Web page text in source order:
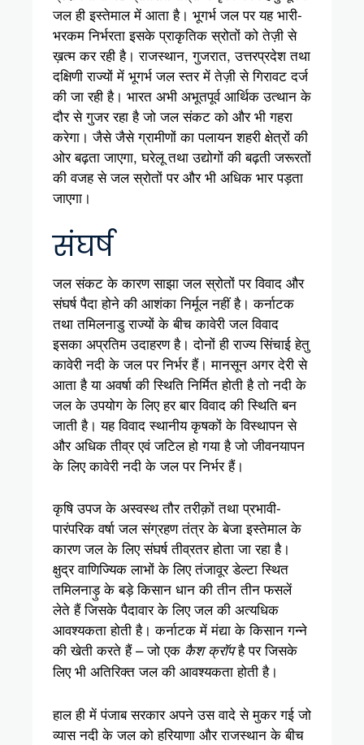
जल ही इस्तेमाल में आता है। भूगर्भ जल पर यह भारी-
भरकम निर्भरता इसके प्राकृतिक स्रोतों को तेज़ी से
ख़त्म कर रही है। राजस्थान, गुजरात, उत्तरप्रदेश तथा
दक्षिणी राज्यों में भूगर्भ जल स्तर में तेज़ी से गिरावट दर्ज
की जा रही है। भारत अभी अभूतपूर्व आर्थिक उत्थान के
दौर से गुजर रहा है जो जल संकट को और भी गहरा
करेगा। जैसे जैसे ग्रामीणों का पलायन शहरी क्षेत्रों की
ओर बढ़ता जाएगा, घरेलू तथा उद्योगों की बढ़ती जरूरतों
की वजह से जल स्रोतों पर और भी अधिक भार पड़ता
जाएगा।
संघर्ष
जल संकट के कारण साझा जल स्रोतों पर विवाद और
संघर्ष पैदा होने की आशंका निर्मूल नहीं है। कर्नाटक
तथा तमिलनाडु राज्यों के बीच कावेरी जल विवाद
इसका अप्रतिम उदाहरण है। दोनों ही राज्य सिंचाई हेतु
कावेरी नदी के जल पर निर्भर हैं। मानसून अगर देरी से
आता है या अवर्षा की स्थिति निर्मित होती है तो नदी के
जल के उपयोग के लिए हर बार विवाद की स्थिति बन
जाती है। यह विवाद स्थानीय कृषकों के विस्थापन से
और अधिक तीव्र एवं जटिल हो गया है जो जीवनयापन
के लिए कावेरी नदी के जल पर निर्भर हैं।
कृषि उपज के अस्वस्थ तौर तरीक़ों तथा प्रभावी-
पारंपरिक वर्षा जल संग्रहण तंत्र के बेजा इस्तेमाल के
कारण जल के लिए संघर्ष तीव्रतर होता जा रहा है।
क्षुद्र वाणिज्यिक लाभों के लिए तंजावूर डेल्टा स्थित
तमिलनाड़ु के बड़े किसान धान की तीन तीन फसलें
लेते हैं जिसके पैदावार के लिए जल की अत्यधिक
आवश्यकता होती है। कर्नाटक में मंद्या के किसान गन्ने
की खेती करते हैं – जो एक कैश क्रॉपहै पर जिसके
लिए भी अतिरिक्त जल की आवश्यकता होती है।
हाल ही में पंजाब सरकार अपने उस वादे से मुकर गई जो
व्यास नदी के जल को हरियाणा और राजस्थान के बीच